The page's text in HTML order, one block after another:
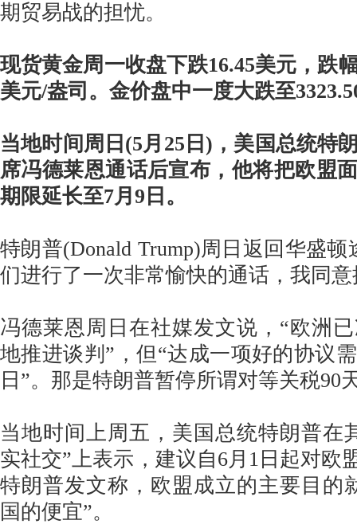
期贸易战的担忧。
现货黄金周一收盘下跌16.45美元，跌
美元/盎司。金价盘中一度大跌至
当地时间周日(5月25日)，美国总统特
席冯德莱恩通话后宣布，他将把欧盟
期限延长至7月9日。
特朗普(Donald Trump)周日返回华盛
们进行了一次非常愉快的通话，我同
冯德莱恩周日在社媒发文说，“欧洲
地推进谈判”，但“达成一项好的协议
日”。那是特朗普暂停所谓对等关税90
当地时间上周五，美国总统特朗普在
实社交”上表示，建议自6月1日起对欧
特朗普发文称，欧盟成立的主要目的
国的便宜”。